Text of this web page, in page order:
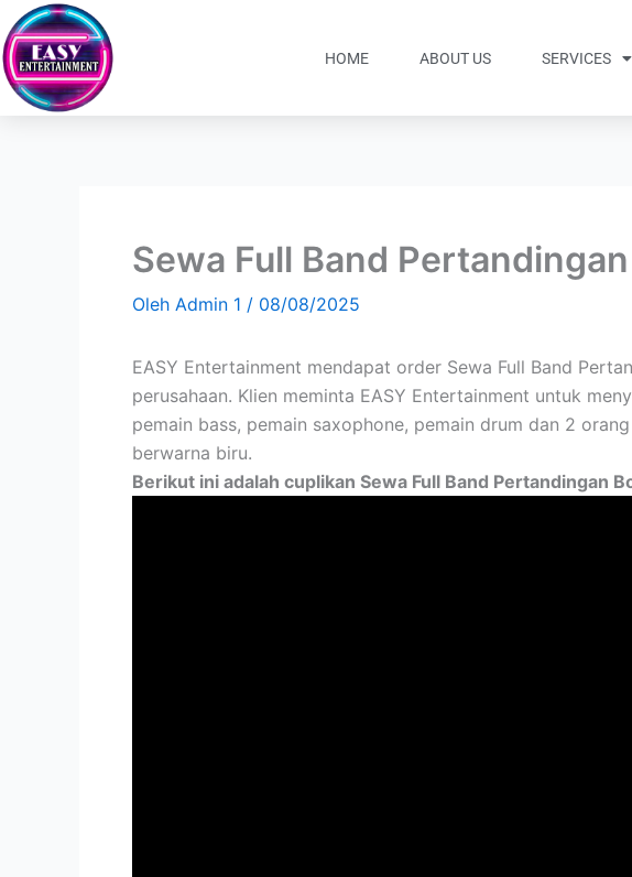
Lewati
ke
konten
HOME ABOUT US SERVICES
Sewa Full Band
Oleh Admin 1 / 08/08/2025
EASY Entertainment mendapat order Sewa Full Band
perusahaan. Klien meminta EASY Entertainment untuk
pemain bass, pemain saxophone, pemain drum dan 2
berwarna biru.
Berikut ini adalah cuplikan Sewa Full Band Pertandingan